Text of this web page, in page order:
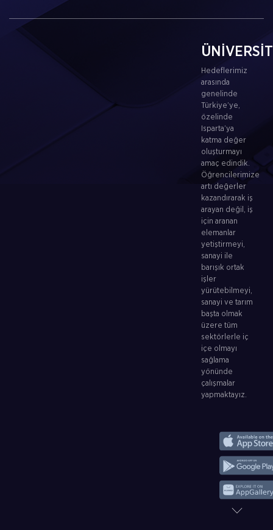
Hedeflerimiz
arasında
genelinde
Türkiye’ye,
özelinde
Isparta’ya
katma değer
oluşturmayı
amaç edindik.
Öğrencilerimize
artı değerler
kazandırarak iş
arayan değil, iş
için aranan
elemanlar
yetiştirmeyi,
sanayi ile
barışık ortak
işler
yürütebilmeyi,
sanayi ve tarım
başta olmak
üzere tüm
sektörlerle iç
içe olmayı
sağlama
yönünde
çalışmalar
yapmaktayız.